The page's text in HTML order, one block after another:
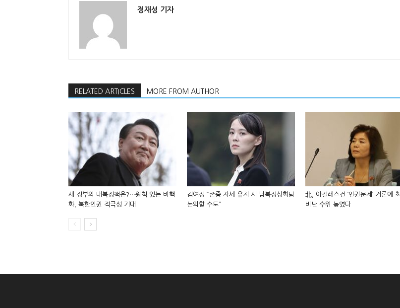
정재성 기자
RELATED ARTICLES MORE FROM AUTHOR
새 정부의 대북정책은?…원칙 있는 비핵
화, 북한인권 적극성 기대
김여정 “존중 자세 유지 시 남북정상회담
논의할 수도”
北, 아킬레스건 ‘인권문제’ 거론에
비난 수위 높였다